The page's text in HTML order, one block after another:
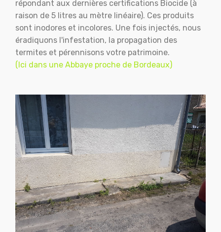
répondant aux dernières certifications Biocide (à
raison de 5 litres au mètre linéaire). Ces produits
sont inodores et incolores. Une fois injectés, nous
éradiquons l'infestation, la propagation des
termites et pérennisons votre patrimoine.
(Ici dans une Abbaye proche de Bordeaux)